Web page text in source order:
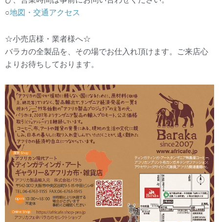
○地図・交通アクセス
☆小売店様・業者様へ☆
バラカの全製品を、その場でお仕入れ頂けます。ご来店心
よりお待ちしております。